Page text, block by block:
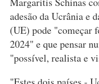
adesão da Ucrânia e
(UE) pode "começar
2024" e que pensar
"possível, realista e